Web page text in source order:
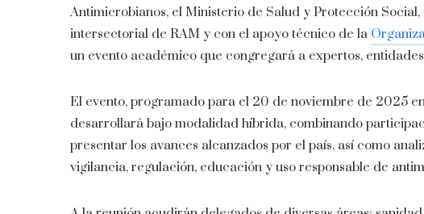
Antimicrobianos, el Ministerio de Salud y Protección
intersectorial de RAM y con el apoyo técnico de la
un evento académico que congregará a expertos,
El evento, programado para el 20 de noviembre de 2025
desarrollará bajo modalidad híbrida, combinando
presentar los avances alcanzados por el país, así como
vigilancia, regulación, educación y uso responsable de